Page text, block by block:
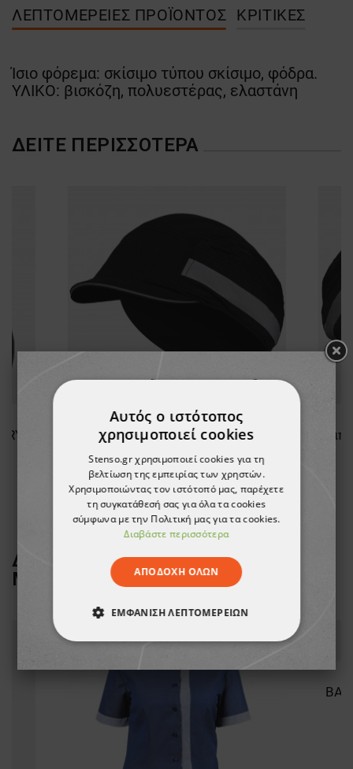
ΛΕΠΤΟΜΈΡΕΙΕΣ ΠΡΟΪΌΝΤΟΣ ΚΡΙΤΙΚΈΣ
Ίσιο φόρεμα: σκίσιμο τύπου σκίσιμο, φόδρα.
ΥΛΙΚΟ: βισκόζη, πολυεστέρας, ελαστάνη
ΔΕΊΤΕ ΠΕΡΙΣΣΌΤΕΡΑ
19,22 €
ΔΕΙΤΕ ΠΕΡΙΣΣΟΤΕΡΑ ΑΠΟ ΤΗ
ΜΑΡΚΑ
BEUNIQUE
Αυτός ο ιστότοπος
χρησιμοποιεί cookies
Stenso.gr χρησιμοποιεί cookies για τη
βελτίωση της εμπειρίας των χρηστών.
Χρησιμοποιώντας τον ιστότοπό μας, παρέχετε
τη συγκατάθεσή σας για όλα τα cookies
σύμφωνα με την Πολιτική μας για τα cookies.
Διαβάστε περισσότερα
ΑΠΟΔΟΧΉ ΌΛΩΝ
ΕΜΦΆΝΙΣΗ ΛΕΠΤΟΜΕΡΕΙΏΝ
ΑΠΟΛΎΤΩΣ ΑΠΑΡΑΊΤΗΤΑ
ΑΠΌΔΟΣΗΣ ΣΤΌΧΕΥΣΗΣ
ΛΕΙΤΟΥΡΓΙΚΌΤΗΤΑΣ
ΜΗ ΤΑΞΙΝΟΜΗΜΈΝΑ